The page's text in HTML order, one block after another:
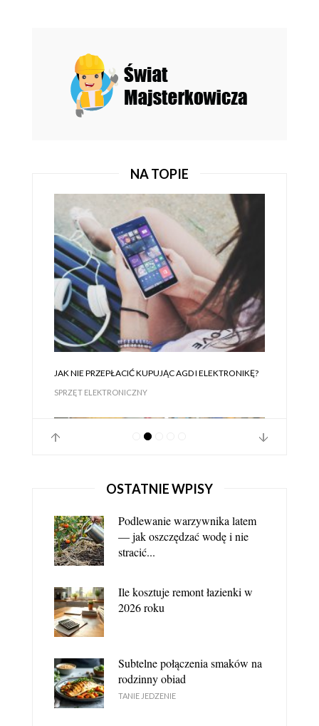
NA TOPIE
SPRZĘT ELEKTRONICZNY
JAK NIE PRZEPŁACIĆ KUPUJĄC AGD I ELEKTRONIKĘ?
SPRZĘT ELEKTRONICZNY
JAK TANIO KUPIĆ NARZĘDZIA?
NARZĘDZIA I AKCESORIA BUDOWLANE
OSTATNIE WPISY
Podlewanie warzywnika latem
— jak oszczędzać wodę i nie
stracić...
Ile kosztuje remont łazienki w
2026 roku
Subtelne połączenia smaków na
rodzinny obiad
TANIE JEDZENIE